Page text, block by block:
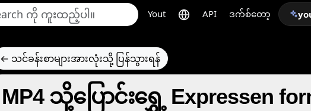
Yout API ဒက်စ်တော့
← သင်ခန်းစာများအားလုံးသို့ ပြန်သွားရန်
MP4 သို့ပြောင်းရွှေ့